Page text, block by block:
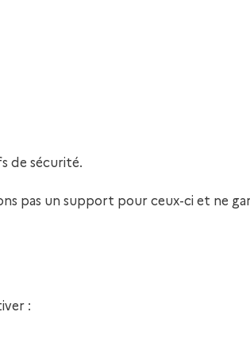
de sécurité.
pas un support pour ceux-ci et ne
: